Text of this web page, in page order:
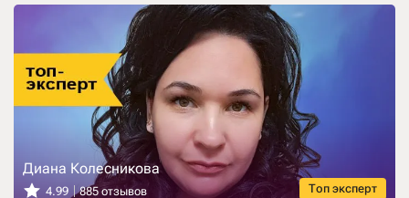
Топ эксперт
Диана Колесникова
4.99 885 отзывов